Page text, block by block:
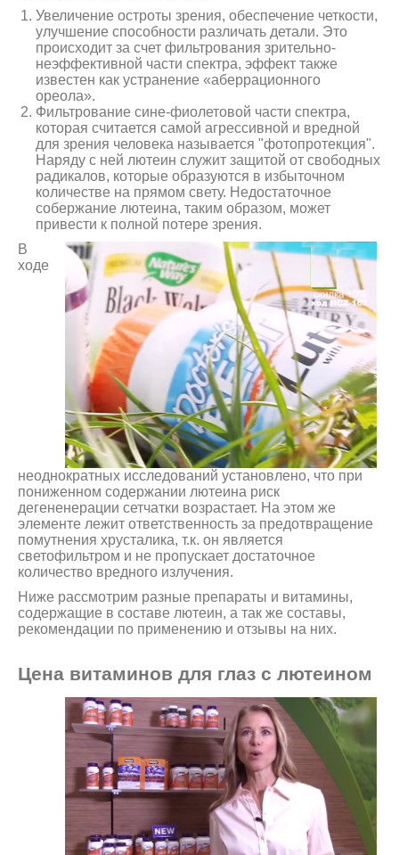
Увеличение остроты зрения, обеспечение четкости,
улучшение способности различать детали. Это
происходит за счет фильтрования зрительно-
неэффективной части спектра, эффект также
известен как устранение «аберрационного
ореола».
Фильтрование сине-фиолетовой части спектра,
которая считается самой агрессивной и вредной
для зрения человека называется "фотопротекция".
Наряду с ней лютеин служит защитой от свободных
радикалов, которые образуются в избыточном
количестве на прямом свету. Недостаточное
собержание лютеина, таким образом, может
привести к полной потере зрения.
В
ходе
неоднократных исследований установлено, что при
пониженном содержании лютеина риск
дегененерации сетчатки возрастает. На этом же
элементе лежит ответственность за предотвращение
помутнения хрусталика, т.к. он является
светофильтром и не пропускает достаточное
количество вредного излучения.
Ниже рассмотрим разные препараты и витамины,
содержащие в составе лютеин, а так же составы,
рекомендации по применению и отзывы на них.
Цена витаминов для глаз с лютеином